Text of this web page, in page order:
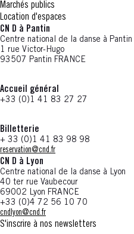
Marchés publics
Location d'espaces
CN D à Pantin
Centre national de la danse à Pantin
1 rue Victor-Hugo
93507 Pantin FRANCE
Accueil général
+33 (0)1 41 83 27 27
Billetterie
+ 33 (0)1 41 83 98 98
reservation@cnd.fr
CN D à Lyon
Centre national de la danse à Lyon
40 ter rue Vaubecour
69002 Lyon FRANCE
+33 (0)4 72 56 10 70
cndlyon@cnd.fr
S'inscrire à nos newsletters